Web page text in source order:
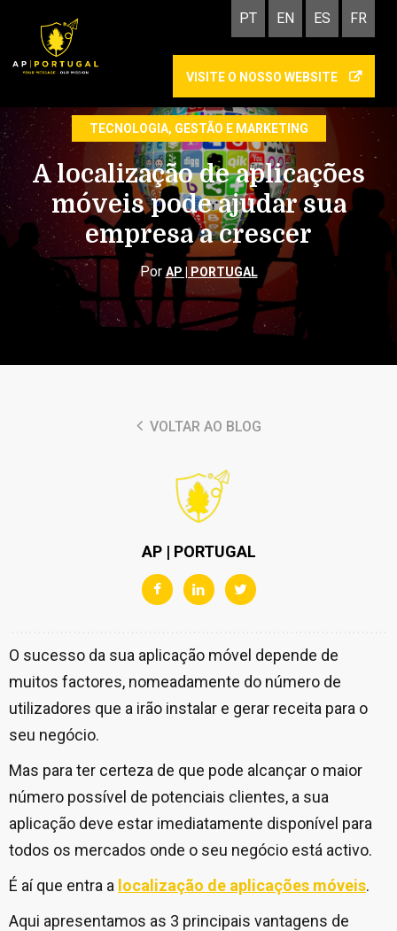
PT EN ES FR
VISITE O NOSSO WEBSITE
TECNOLOGIA, GESTÃO E MARKETING
A localização de aplicações
móveis pode ajudar sua
empresa a crescer
Por AP | PORTUGAL
VOLTAR AO BLOG
AP | PORTUGAL
O sucesso da sua aplicação móvel depende de
muitos factores, nomeadamente do número de
utilizadores que a irão instalar e gerar receita para o
seu negócio.
Mas para ter certeza de que pode alcançar o maior
número possível de potenciais clientes, a sua
aplicação deve estar imediatamente disponível para
todos os mercados onde o seu negócio está activo.
É aí que entra a localização de aplicações móveis.
Aqui apresentamos as 3 principais vantagens de